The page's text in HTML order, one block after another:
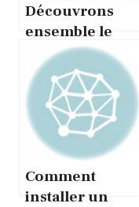
Découvrons
ensemble le
Georges
Vernay, de la
Vallée du Rhône
Comment
installer un